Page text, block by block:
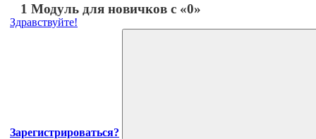
1 Модуль для новичков с «0»
Здравствуйте!
Зарегистрироваться?